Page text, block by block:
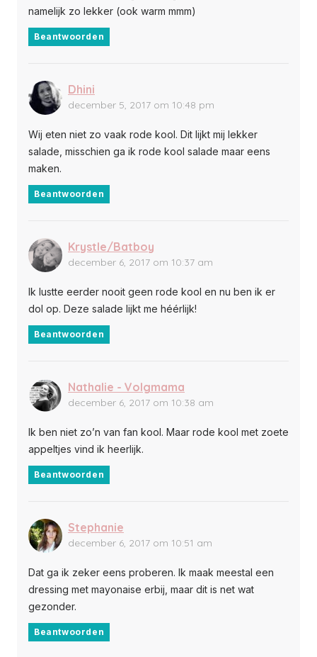
namelijk zo lekker (ook warm mmm)
Beantwoorden
Dhini
december 5, 2017 om 10:48 pm
Wij eten niet zo vaak rode kool. Dit lijkt mij lekker
salade, misschien ga ik rode kool salade maar eens
maken.
Beantwoorden
Krystle/Batboy
december 6, 2017 om 10:37 am
Ik lustte eerder nooit geen rode kool en nu ben ik er
dol op. Deze salade lijkt me héérlijk!
Beantwoorden
Nathalie - Volgmama
december 6, 2017 om 10:38 am
Ik ben niet zo’n van fan kool. Maar rode kool met zoete
appeltjes vind ik heerlijk.
Beantwoorden
Stephanie
december 6, 2017 om 10:51 am
Dat ga ik zeker eens proberen. Ik maak meestal een
dressing met mayonaise erbij, maar dit is net wat
gezonder.
Beantwoorden